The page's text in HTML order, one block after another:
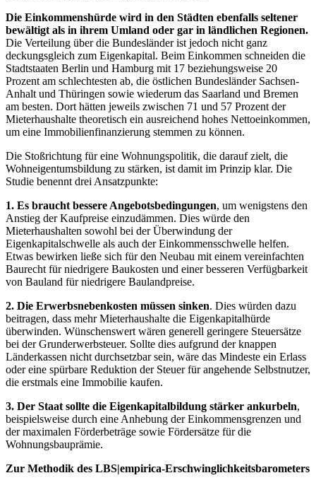
Die Einkommenshürde wird in den Städten ebenfalls seltener
bewältigt als in ihrem Umland oder gar in ländlichen Regionen.
Die Verteilung über die Bundesländer ist jedoch nicht ganz
deckungsgleich zum Eigenkapital. Beim Einkommen schneiden die
Stadtstaaten Berlin und Hamburg mit 17 beziehungsweise 20
Prozent am schlechtesten ab, die östlichen Bundesländer Sachsen-
Anhalt und Thüringen sowie wiederum das Saarland und Bremen
am besten. Dort hätten jeweils zwischen 71 und 57 Prozent der
Mieterhaushalte theoretisch ein ausreichend hohes Nettoeinkommen,
um eine Immobilienfinanzierung stemmen zu können.
Die Stoßrichtung für eine Wohnungspolitik, die darauf zielt, die
Wohneigentumsbildung zu stärken, ist damit im Prinzip klar. Die
Studie benennt drei Ansatzpunkte:
1. Es braucht bessere Angebotsbedingungen, um wenigstens den
Anstieg der Kaufpreise einzudämmen. Dies würde den
Mieterhaushalten sowohl bei der Überwindung der
Eigenkapitalschwelle als auch der Einkommensschwelle helfen.
Etwas bewirken ließe sich für den Neubau mit einem vereinfachten
Baurecht für niedrigere Baukosten und einer besseren Verfügbarkeit
von Bauland für niedrigere Baulandpreise.
2. Die Erwerbsnebenkosten müssen sinken. Dies würden dazu
beitragen, dass mehr Mieterhaushalte die Eigenkapitalhürde
überwinden. Wünschenswert wären generell geringere Steuersätze
bei der Grunderwerbsteuer. Sollte dies aufgrund der knappen
Länderkassen nicht durchsetzbar sein, wäre das Mindeste ein Erlass
oder eine spürbare Reduktion der Steuer für angehende Selbstnutzer,
die erstmals eine Immobilie kaufen.
3. Der Staat sollte die Eigenkapitalbildung stärker ankurbeln,
beispielsweise durch eine Anhebung der Einkommensgrenzen und
der maximalen Förderbeträge sowie Fördersätze für die
Wohnungsbauprämie.
Zur Methodik des LBS|empirica-Erschwinglichkeitsbarometers